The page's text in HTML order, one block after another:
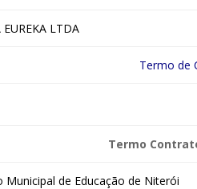
EUREKA LTDA
Termo de
Termo
Municipal de Educação de Niterói